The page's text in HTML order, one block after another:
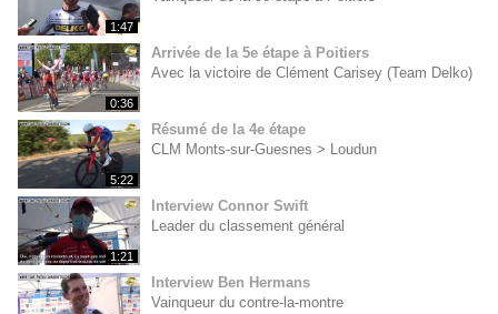
1:47
0:36
Arrivée de la 5e étape à Poitiers
Avec la victoire de Clément Carisey (Team Delko)
5:22
Résumé de la 4e étape
CLM Monts-sur-Guesnes > Loudun
1:21
Interview Connor Swift
Leader du classement général
Interview Ben Hermans
Vainqueur du contre-la-montre